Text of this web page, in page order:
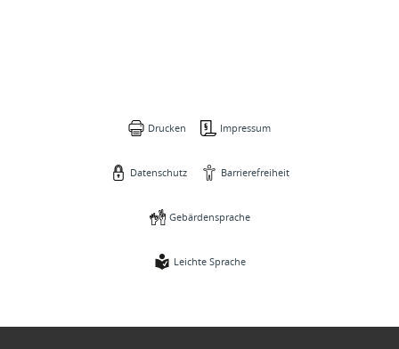
Drucken Impressum
Datenschutz Barrierefreiheit
Gebärdensprache
Leichte Sprache